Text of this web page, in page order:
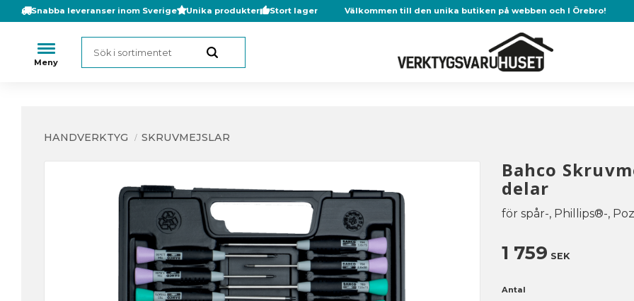
Snabba leveranser inom Sverige Unika produkter Stort lager Välkommen till den unika butiken på webben och I Örebro!
HANDVERKTYG SKRUVMEJSLAR
Bahco
delar
för spår-, Phillips®-,
1 759 SEK
Antal